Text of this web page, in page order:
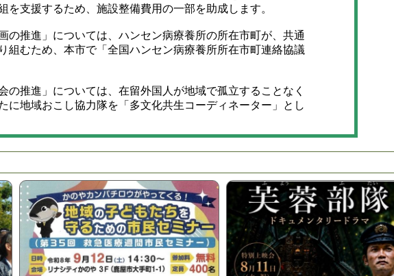
を支援するため、施設整備費用の一部を助成します。
推進」については、ハンセン病療養所の所在市町が、共通
組むため、本市で「全国ハンセン病療養所所在市町連絡協議
推進」については、在留外国人が地域で孤立することなく
に地域おこし協力隊を「多文化共生コーディネーター」とし